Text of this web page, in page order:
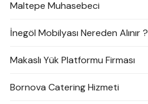
Maltepe Muhasebeci
İnegöl Mobilyası Nereden Alınır ?
Makaslı Yük Platformu Firması
Bornova Catering Hizmeti